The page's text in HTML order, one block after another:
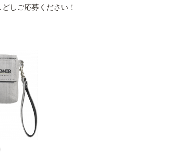
しご応募ください！